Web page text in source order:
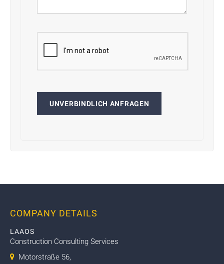
COMPANY DETAILS
LAAOS
Construction Consulting Services
Motorstraße 56,